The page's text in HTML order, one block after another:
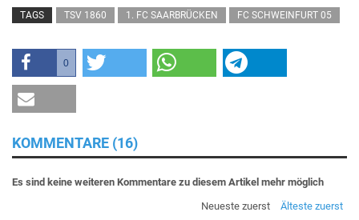
TAGS TSV 1860 1. FC SAARBRÜCKEN FC SCHWEINFURT 05
0
KOMMENTARE (16)
Es sind keine weiteren Kommentare zu diesem Artikel mehr möglich
Neueste zuerst
Älteste zuerst